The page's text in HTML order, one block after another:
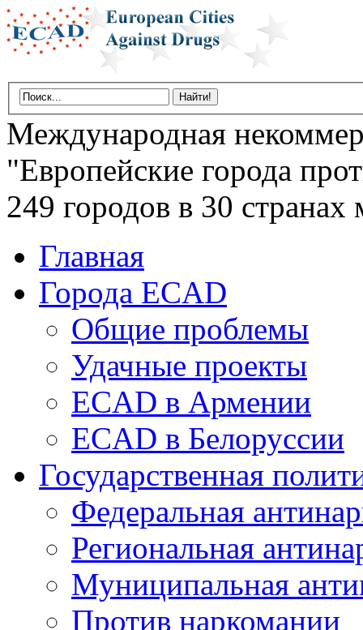
Международная
"Европейские города
249 городов в 30
Главная
Города ECAD
Общие проблемы
Удачные проекты
ECAD в Армении
ECAD в Белоруссии
Государственная
Федеральная
Региональная
Муниципальная
Против наркомании